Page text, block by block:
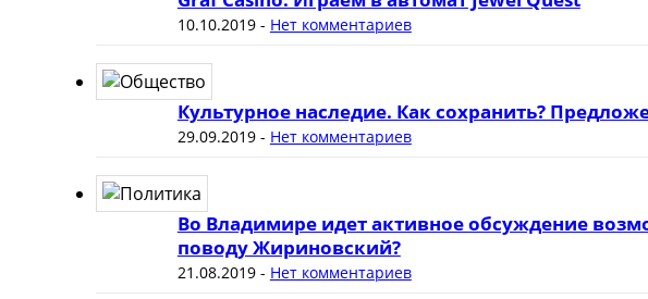
10.10.2019- Нет комментариев
Культурное наследие. Как сохранить?
29.09.2019- Нет комментариев
Во Владимире идет активное обсуждение
поводу Жириновский?
21.08.2019- Нет комментариев